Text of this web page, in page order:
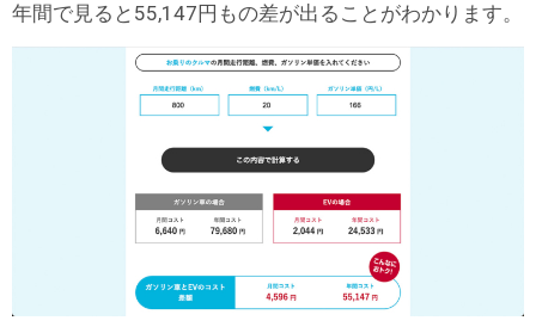
年間で見ると55,147円もの差が出ることがわかります。